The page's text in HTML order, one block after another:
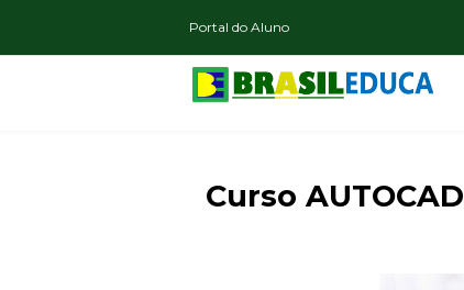
Portal do Aluno
Curso AUTOCAD